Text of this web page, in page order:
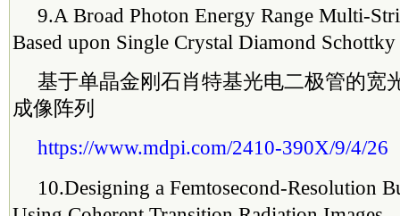
9.A Broad Photon Energy Range Multi-
Based upon Single Crystal Diamond
基于单晶金刚石肖特基光电二极管的宽
成像阵列
https://www.mdpi.com/2410-390X/9/4/26
10.Designing a Femtosecond-Resolution